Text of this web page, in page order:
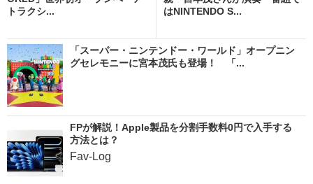
トラクシ...
はNINTENDO S...
「スーパー・ニンテンドー・ワールド」オープニン
グセレモニーに宮本茂氏も登場！ 「...
FPが解説！Apple製品を分割手数料0円で入手する
方法とは？
Fav-Log